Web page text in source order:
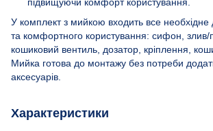
У комплект з мийкою входить все необхідне
та комфортного користування: сифон, злив/
кошиковий вентиль, дозатор, кріплення,
Мийка готова до монтажу без потреби
аксесуарів.
Характеристики